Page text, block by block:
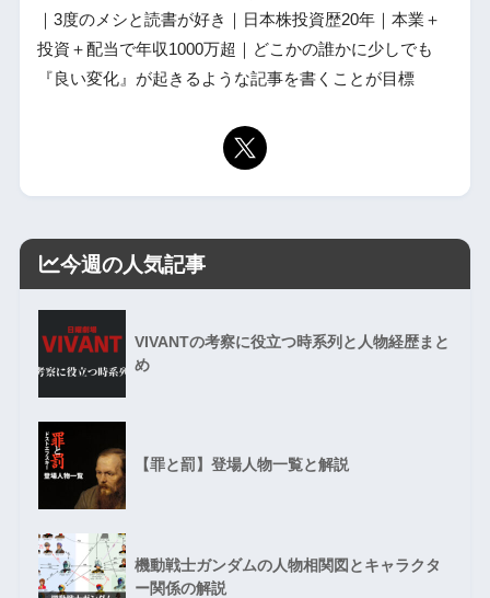
｜3度のメシと読書が好き｜日本株投資歴20年｜本業＋
投資＋配当で年収1000万超｜どこかの誰かに少しでも
『良い変化』が起きるような記事を書くことが目標
今週の人気記事
VIVANTの考察に役立つ時系列と人物経歴まと
め
【罪と罰】登場人物一覧と解説
機動戦士ガンダムの人物相関図とキャラクタ
ー関係の解説